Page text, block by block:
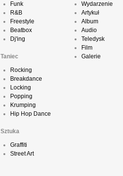
Funk
R&B
Freestyle
Beatbox
Dj'ing
Taniec
Rocking
Breakdance
Locking
Popping
Krumping
Hip Hop Dance
Sztuka
Graffiti
Street Art
Wydarzenie
Artykuł
Album
Audio
Teledysk
Film
Galerie